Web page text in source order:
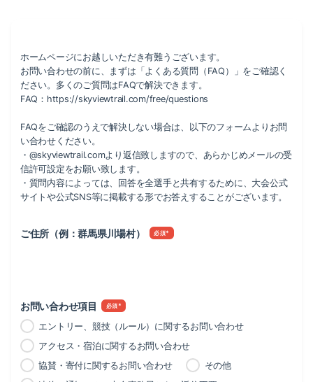
ホームページにお越しいただき有難うございます。
お問い合わせの前に、まずは「よくある質問（FAQ）」をご確認く
ださい。多くのご質問はFAQで解決できます。
FAQ：https://skyviewtrail.com/free/questions
FAQをご確認のうえで解決しない場合は、以下のフォームよりお問
い合わせください。
・@skyviewtrail.comより返信致しますので、あらかじめメールの受
信許可設定をお願い致します。
・質問内容によっては、回答を全選手と共有するために、大会公式
サイトや公式SNS等に掲載する形でお答えすることがございます。
ご住所（例：群馬県川場村） *
お問い合わせ項目 *
エントリー、競技（ルール）に関するお問い合わせ
アクセス・宿泊に関するお問い合わせ
協賛・寄付に関するお問い合わせ
その他